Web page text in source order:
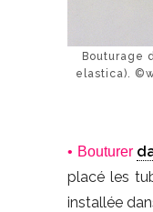
Bouturage
elastica).
• Bouturer
placé les
installée